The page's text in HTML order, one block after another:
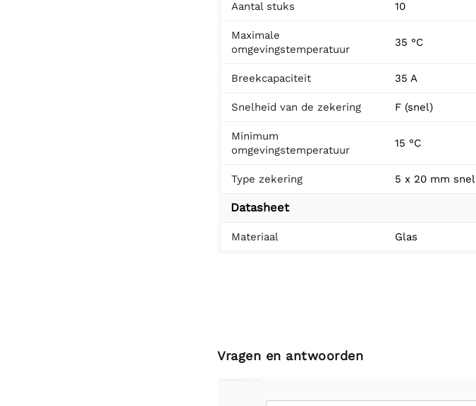
Aantal stuks 10
Maximale
omgevingstemperatuur
35 °C
Breekcapaciteit 35 A
Snelheid van de zekering F (snel)
Minimum
omgevingstemperatuur
15 °C
Type zekering 5 x 20 mm snel
Datasheet
Materiaal Glas
Vragen en antwoorden